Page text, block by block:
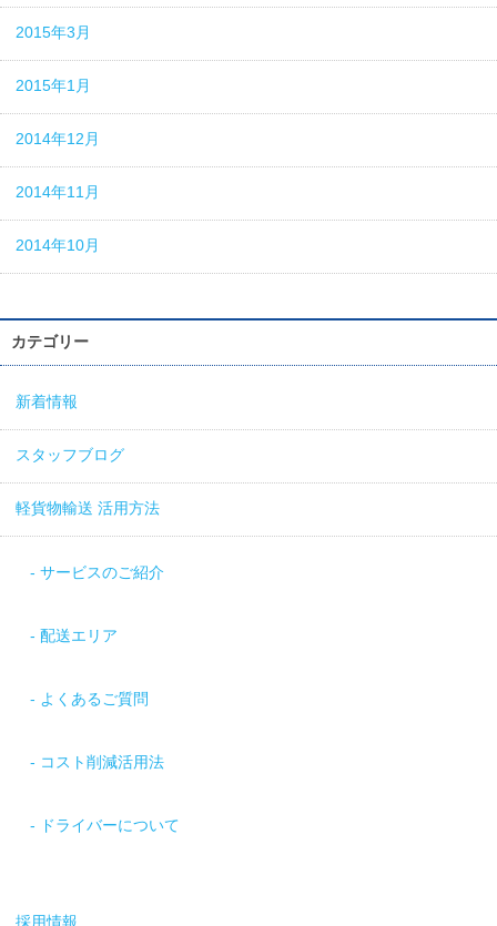
2015年3月
2015年1月
2014年12月
2014年11月
2014年10月
カテゴリー
新着情報
スタッフブログ
軽貨物輸送 活用方法
サービスのご紹介
配送エリア
よくあるご質問
コスト削減活用法
ドライバーについて
採用情報